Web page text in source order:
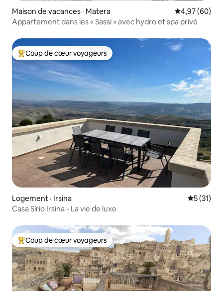
Maison de vacances · Matera Note
4,97 (60)
Appartement dans les « Sassi » avec hydro et spa privé
Coup de cœur voyageurs parmi les plus aimés
Coup de cœur voyageurs
Logement · Irsina Note
5 (31)
Casa Sirio Irsina - La vie de luxe
Coup de cœur voyageurs parmi les plus aimés
Coup de cœur voyageurs